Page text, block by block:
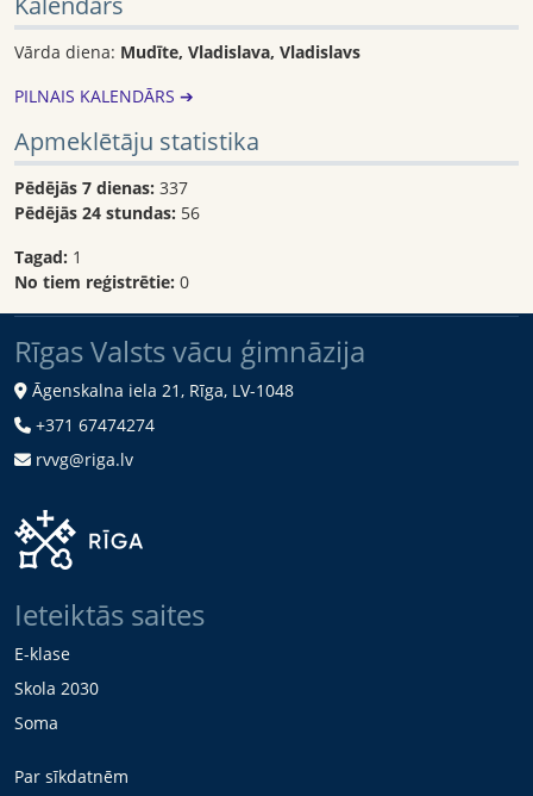
Vārda diena: Mudīte, Vladislava, Vladislavs
PILNAIS KALENDĀRS ➔
Apmeklētāju statistika
Pēdējās 7 dienas: 337
Pēdējās 24 stundas: 56
Tagad: 1
No tiem reģistrētie: 0
Rīgas Valsts vācu ģimnāzija
Āgenskalna iela 21, Rīga, LV-1048
+371 67474274
rvvg@riga.lv
Ieteiktās saites
E-klase
Skola 2030
Soma
Par sīkdatnēm